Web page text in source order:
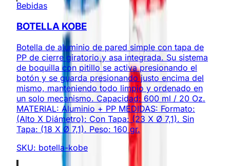
Bebidas
BOTELLA KOBE
Botella de aluminio de pared simple con tapa de
PP de cierre giratorio y asa integrada. Su sistema
de boquilla con pitillo se activa presionando el
botón y se guarda presionando justo encima del
mismo, manteniendo todo limpio y ordenado en
un solo mecanismo. Capacidad: 600 ml / 20 Oz.
MATERIAL: Aluminio + PP MEDIDAS: Formato:
(Alto X Diámetro): Con Tapa: (23 X Ø 7,1). Sin
Tapa: (18 X Ø 7,1). Peso: 160 gr.
SKU: botella-kobe